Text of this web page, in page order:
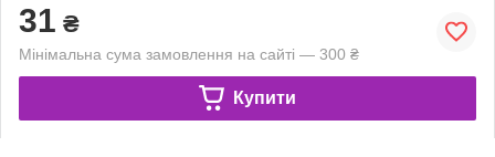
31 ₴
Мінімальна сума замовлення на сайті — 300 ₴
Купити